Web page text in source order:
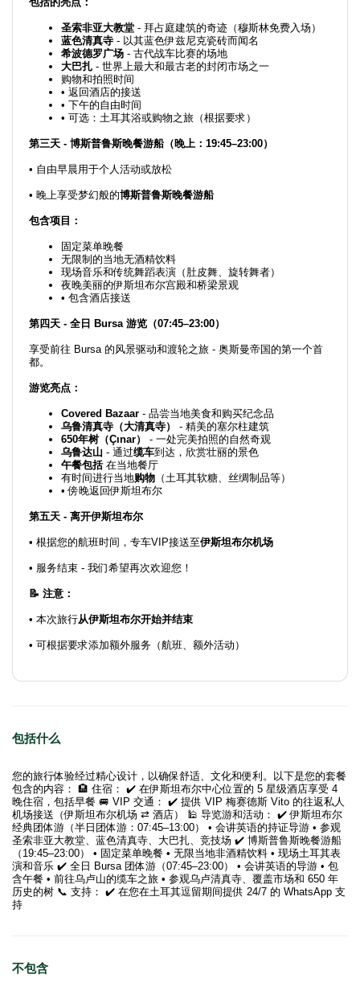
圣索非亚大教堂 - 拜占庭建筑的奇迹（穆斯林免费入场）
蓝色清真寺 - 以其蓝色伊兹尼克瓷砖而闻名
希波德罗广场 - 古代战车比赛的场地
大巴扎 - 世界上最大和最古老的封闭市场之一
购物和拍照时间
• 返回酒店的接送
• 下午的自由时间
• 可选：土耳其浴或购物之旅（根据要求）
第三天 - 博斯普鲁斯晚餐游船（晚上：19:45–23:00）
• 自由早晨用于个人活动或放松
• 晚上享受梦幻般的博斯普鲁斯晚餐游船
包含项目：
固定菜单晚餐
无限制的当地无酒精饮料
现场音乐和传统舞蹈表演（肚皮舞、旋转舞者）
夜晚美丽的伊斯坦布尔宫殿和桥梁景观
• 包含酒店接送
第四天 - 全日 Bursa 游览（07:45–23:00）
享受前往 Bursa 的风景驱动和渡轮之旅 - 奥斯曼帝国的第一个首
都。
游览亮点：
Covered Bazaar - 品尝当地美食和购买纪念品
乌鲁清真寺（大清真寺）
- 精美的塞尔柱建筑
650年树（Çınar）
- 一处完美拍照的自然奇观
乌鲁达山 - 通过缆车到达，欣赏壮丽的景色
午餐包括在当地餐厅
有时间进行当地购物 （土耳其软糖、丝绸制品等）
• 傍晚返回伊斯坦布尔
第五天 - 离开伊斯坦布尔
• 根据您的航班时间，专车VIP接送至伊斯坦布尔机场
• 服务结束 - 我们希望再次欢迎您！
📝 注意：
• 本次旅行从伊斯坦布尔开始并结束
• 可根据要求添加额外服务（航班、额外活动）
包括什么
您的旅行体验经过精心设计，以确保舒适、文化和便利。以下是您的套餐
包含的内容： 🏨 住宿： ✔️ 在伊斯坦布尔中心位置的 5 星级酒店享受 4
晚住宿，包括早餐 🚐 VIP 交通： ✔️ 提供 VIP 梅赛德斯 Vito 的往返私人
机场接送（伊斯坦布尔机场 ⇄ 酒店） 🕌 导览游和活动： ✔️ 伊斯坦布尔
经典团体游（半日团体游：07:45–13:00） • 会讲英语的持证导游 • 参观
圣索非亚大教堂、蓝色清真寺、大巴扎、竞技场 ✔️ 博斯普鲁斯晚餐游船
（19:45–23:00） • 固定菜单晚餐 • 无限当地非酒精饮料 • 现场土耳其表
演和音乐 ✔️ 全日 Bursa 团体游（07:45–23:00） • 会讲英语的导游 • 包
含午餐 • 前往乌卢山的缆车之旅 • 参观乌卢清真寺、覆盖市场和 650 年
历史的树 📞 支持： ✔️ 在您在土耳其逗留期间提供 24/7 的 WhatsApp 支
持
不包含